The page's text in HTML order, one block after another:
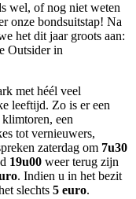
wel, of nog niet weten
onze bondsuitstap! Na
het dit jaar groots aan:
Outsider in
met héél veel
leeftijd. Zo is er een
klimtoren, een
tot vernieuwers,
zaterdag om 7u30
19u00 weer terug zijn
. Indien u in het bezit
slechts 5 euro.